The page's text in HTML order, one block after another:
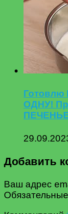
Готовлю
ОДНУ!
Добавить
Ваш адрес